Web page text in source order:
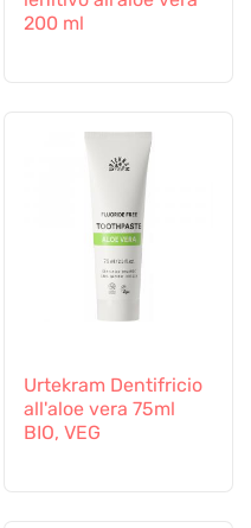
200 ml
Urtekram Dentifricio
all'aloe vera 75ml
BIO, VEG